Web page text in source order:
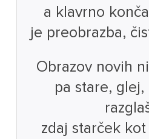
a klavrno
je preobrazba,
Obrazov novih
pa stare, glej,
zdaj starček